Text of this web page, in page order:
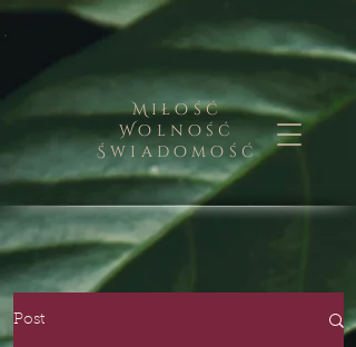
Miłość
Wolność
Świadomość
Post